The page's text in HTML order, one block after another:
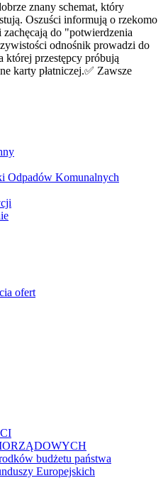
znany schemat, który
Oszuści informują o rzekomo
do "potwierdzenia
odnośnik prowadzi do
której przestępcy próbują
karty płatniczej.✅ Zawsze
Odpadów Komunalnych
ofert
budżetu państwa
Europejskich